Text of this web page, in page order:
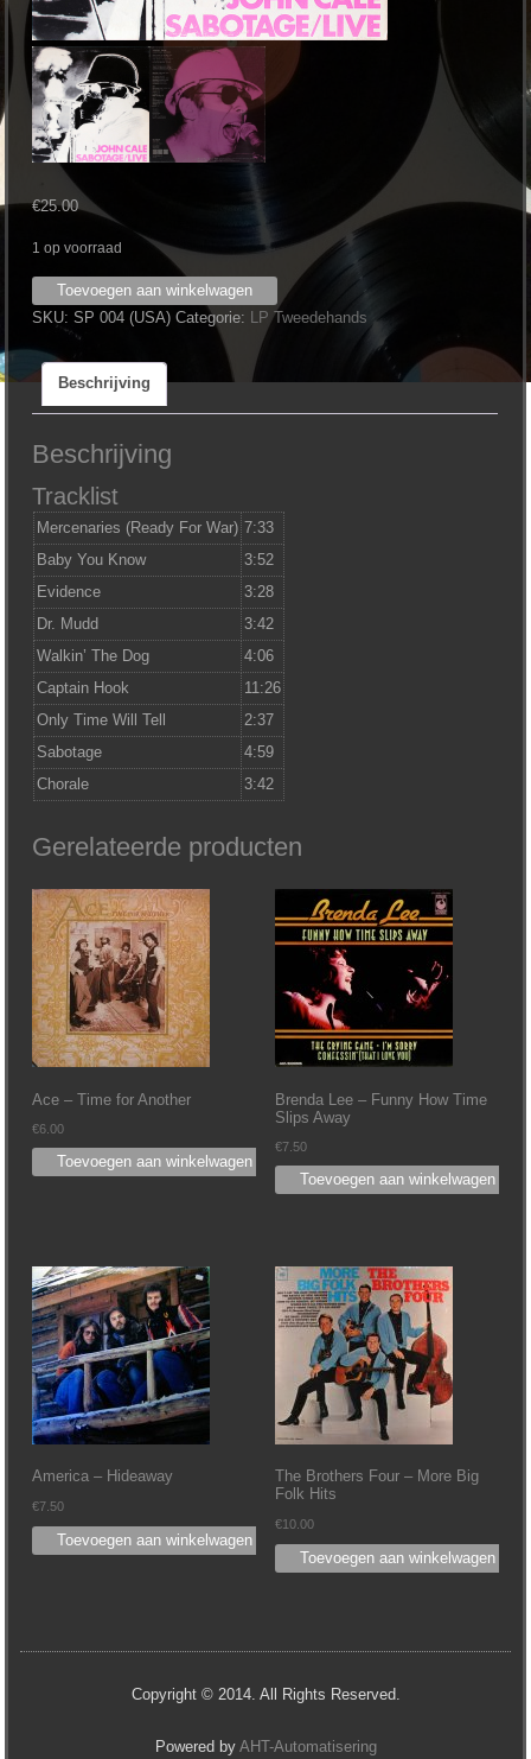
€25.00
1 op voorraad
John
Cale
Sabotage
Live
aantal
Toevoegen aan winkelwagen
SKU:SP 004 (USA) Categorie: LP Tweedehands
Beschrijving
Beschrijving
Tracklist
Mercenaries (Ready For War) 7:33
Baby You Know
3:52
Evidence
3:28
Dr. Mudd
3:42
Walkin’ The Dog
4:06
Captain Hook
11:26
Only Time Will Tell
2:37
Sabotage
4:59
Chorale
3:42
Gerelateerde producten
Ace – Time for Another
€6.00
Toevoegen aan winkelwagen
Brenda Lee – Funny How Time
Slips Away
€7.50
Toevoegen aan winkelwagen
America – Hideaway
€7.50
Toevoegen aan winkelwagen
The Brothers Four – More Big
Folk Hits
€10.00
Toevoegen aan winkelwagen
Copyright © 2014. All Rights Reserved.
Powered by AHT-Automatisering